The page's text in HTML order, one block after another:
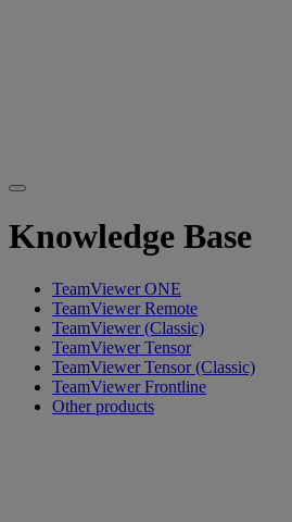
Knowledge Base
TeamViewer ONE
TeamViewer Remote
TeamViewer (Classic)
TeamViewer Tensor
TeamViewer Tensor (Classic)
TeamViewer Frontline
Other products